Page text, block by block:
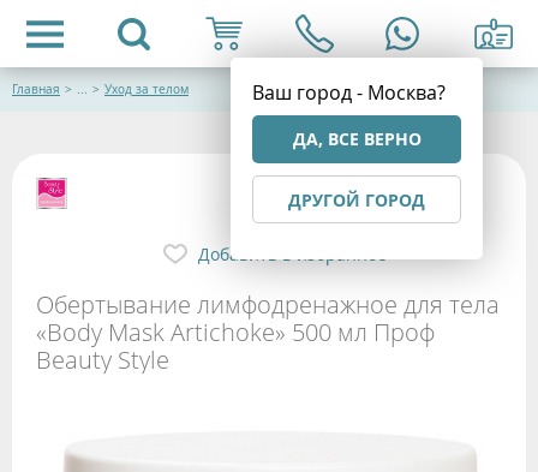
Ваш город - Москва?
ДА, ВСЕ ВЕРНО
ДРУГОЙ ГОРОД
Главная > ... > Уход за телом
Обертывание лимфодренажное для тела
«Body Mask Artichoke» 500 мл Проф
Beauty Style
Добавить в избранное